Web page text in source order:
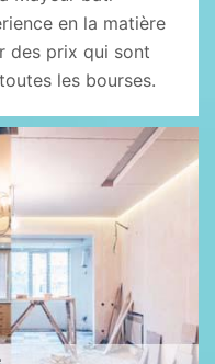
en la matière
des prix qui sont
les bourses.